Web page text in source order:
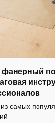
фанерный
самых